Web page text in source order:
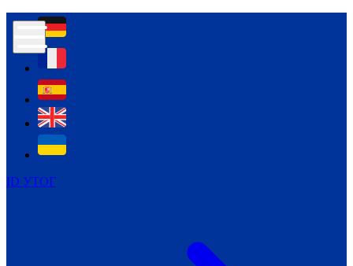
ID УТОГ
Контур психологічної безпеки глухих
Всеукраїнський пісенний